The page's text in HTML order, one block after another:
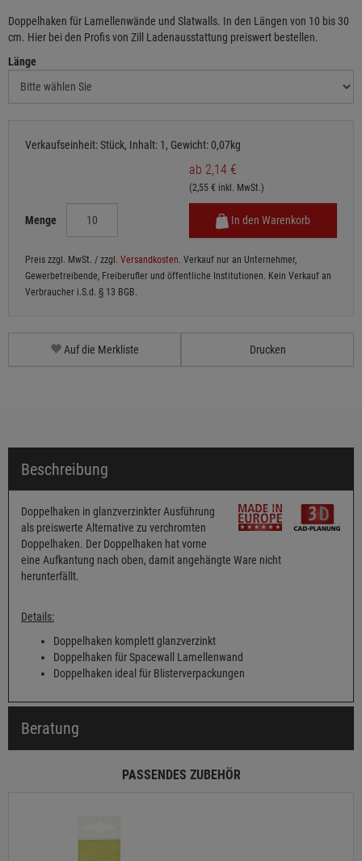
Doppelhaken für Lamellenwände und Slatwalls. In den Längen von 10 bis 30
cm. Hier bei den Profis von Zill Ladenausstattung preiswert bestellen.
Länge
Verkaufseinheit: Stück, Inhalt: 1, Gewicht: 0,07kg
ab 2,14 €
(2,55 € inkl. MwSt.)
Menge In den Warenkorb
Preis zzgl. MwSt. / zzgl. Versandkosten. Verkauf nur an Unternehmer,
Gewerbetreibende, Freiberufler und öffentliche Institutionen. Kein Verkauf an
Verbraucher i.S.d. § 13 BGB.
Auf die Merkliste Drucken
Beschreibung
Doppelhaken in glanzverzinkter Ausführung
als preiswerte Alternative zu verchromten
Doppelhaken. Der Doppelhaken hat vorne
eine Aufkantung nach oben, damit angehängte Ware nicht
herunterfällt.
Details:
Doppelhaken komplett glanzverzinkt
Doppelhaken für Spacewall Lamellenwand
Doppelhaken ideal für Blisterverpackungen
Beratung
PASSENDES ZUBEHÖR